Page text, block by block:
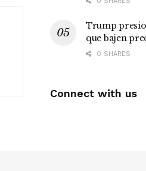
Trump
que bajen
0 SHARES
Connect with us